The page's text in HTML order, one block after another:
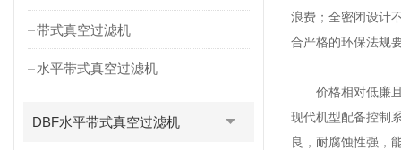
带式真空过滤机
水平带式真空过滤机
DBF水平带式真空过滤机
浪费；全密闭设计
合严格的环保法规
价格相对低廉且
现代机型配备控制
良，耐腐蚀性强，